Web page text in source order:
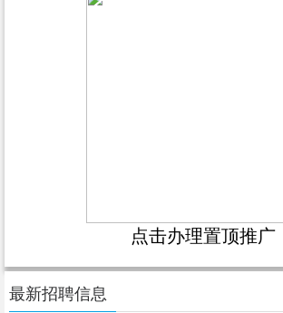
点击办理置顶推广
最新招聘信息